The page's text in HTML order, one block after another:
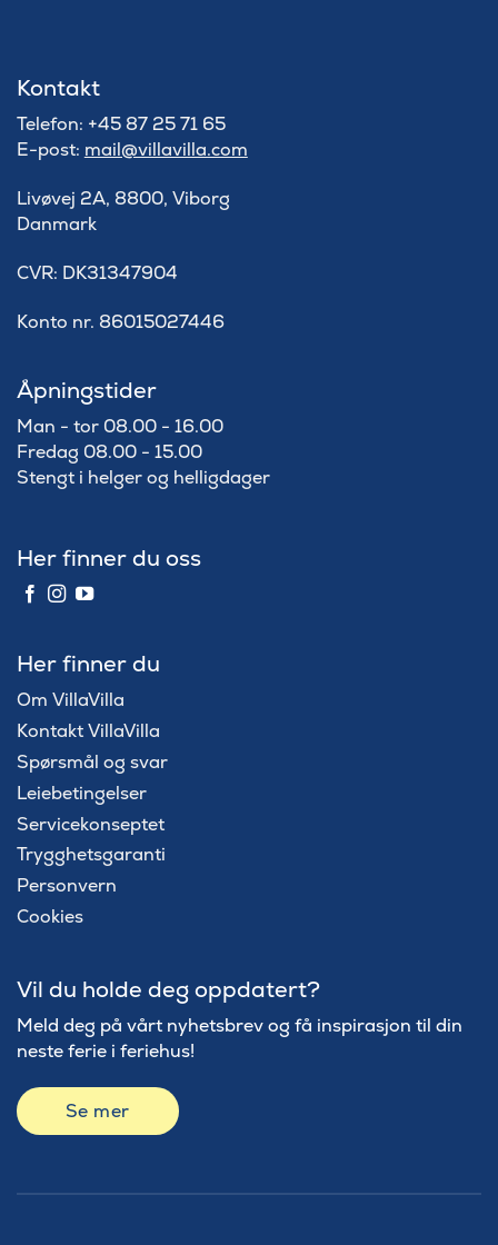
Kontakt
Telefon: +45 87 25 71 65
E-post: mail@villavilla.com
Livøvej 2A, 8800, Viborg
Danmark
​CVR: DK31347904
Konto nr. 86015027446
Åpningstider
Man - tor 08.00 - 16.00
Fredag 08.00 - 15.00
Stengt i helger og helligdager
Her finner du oss
Her finner du
Om VillaVilla
Kontakt VillaVilla
Spørsmål og svar
Leiebetingelser
Servicekonseptet
Trygghetsgaranti
Personvern
Cookies
Vil du holde deg oppdatert?
Meld deg på vårt nyhetsbrev og få inspirasjon til din
neste ferie i feriehus!
Se mer